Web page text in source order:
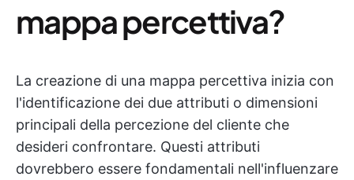
mappa percettiva?
La creazione di una mappa percettiva inizia con
l'identificazione dei due attributi o dimensioni
principali della percezione del cliente che
desideri confrontare. Questi attributi
dovrebbero essere fondamentali nell'influenzare